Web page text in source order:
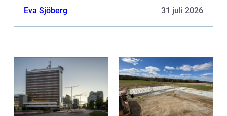
vad som finns i...
Eva Sjöberg 31 juli 2026